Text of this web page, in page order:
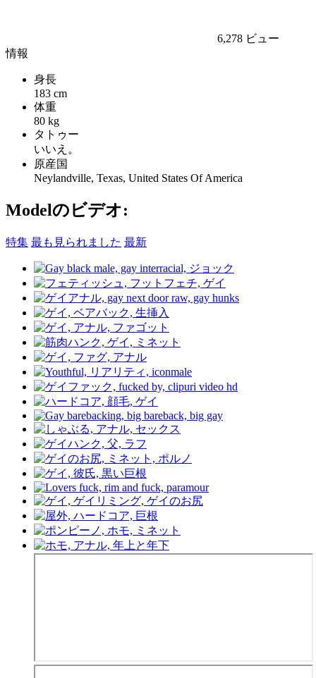
6,278 ビュー
情報
身長
183 cm
体重
80 kg
タトゥー
いいえ。
原産国
Neylandville, Texas, United States Of America
Modelのビデオ:
特集 最も見られました 最新